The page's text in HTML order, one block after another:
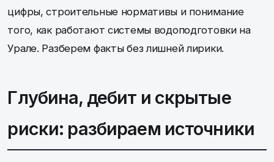
цифры, строительные нормативы и понимание
того, как работают системы водоподготовки на
Урале. Разберем факты без лишней лирики.
Глубина, дебит и скрытые
риски: разбираем источники